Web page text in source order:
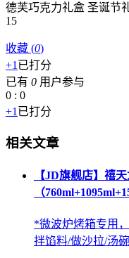
德芙巧克力礼盒 圣诞节
15
收藏 (0)
+1 已打分
已有 0 用户参与
0 : 0
+1 已打分
相关文章
【JD旗舰店】禧
（
*微波炉烤箱专用
拌馅料/做沙拉/汤